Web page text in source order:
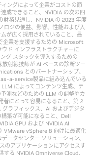
ングによって企業がコストの節
成できること、NVIDIA の次の四
財務見通し、NVIDIA の 2023 年度
ロジの便益、影響、性能および入
が広く採用されていること、最
企業を支援するための Microsoft
ド インフラストラクチャーに
グ スタックを導入するための
射線技師が AI ベースの診断ツー
とのパートナーシップ、
a-service製品に組み込んでいる
によってコンテンツ生成、テ
測などのための LLM の調整やカ
者にとって容易になること、第 2
ラフィックス、AI およびデジタ
築が可能になること、Dell
GPU および NVIDIA AI
VMware vSphere 8 向けに最適化
ータセンター ソリューション、
のアプリケーションにアクセスす
る NVIDIA Omniverse Cloud、